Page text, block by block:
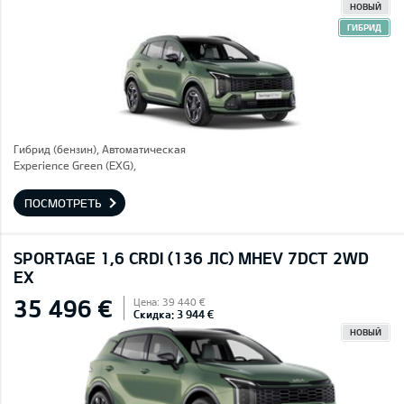
НОВЫЙ
ГИБРИД
Гибрид (бензин), Автоматическая
Experience Green (EXG),
ПОСМОТРЕТЬ
SPORTAGE 1,6 CRDI (136 ЛС) MHEV 7DCT 2WD
EX
35 496 € Цена: 39 440 €
Скидка: 3 944 €
НОВЫЙ